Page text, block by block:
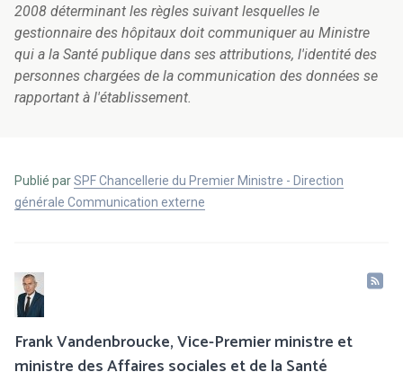
2008 déterminant les règles suivant lesquelles le
gestionnaire des hôpitaux doit communiquer au Ministre
qui a la Santé publique dans ses attributions, l'identité des
personnes chargées de la communication des données se
rapportant à l'établissement.
Publié parSPF Chancellerie du Premier Ministre - Direction
générale Communication externe
Frank Vandenbroucke, Vice-Premier ministre et
ministre des Affaires sociales et de la Santé